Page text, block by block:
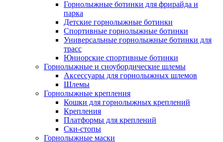
Горнолыжные ботинки для фрирайда и
парка
Детские горнолыжные ботинки
Спортивные горнолыжные ботинки
Универсальные горнолыжные ботинки для
трасс
Юниорские спортивные ботинки
Горнолыжные и сноубордические шлемы
Аксессуары для горнолыжных шлемов
Шлемы
Горнолыжные крепления
Кошки для горнолыжных креплений
Крепления
Платформы для креплений
Ски-стопы
Горнолыжные маски